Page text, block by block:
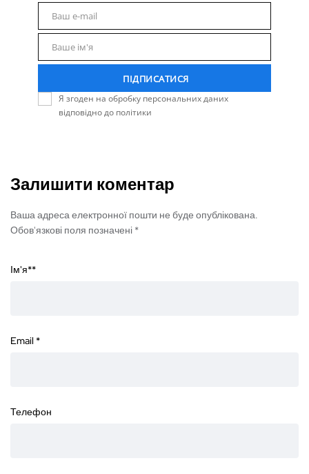
Email
Ваш e-mail
Name
Ваше ім'я
ПІДПИСАТИСЯ
Я згоден на обробку персональних даних
відповідно до політики
Залишити коментар
Ваша адреса електронної пошти не буде опублікована.
Обов'язкові поля позначені *
Ім'я**
Email *
Телефон